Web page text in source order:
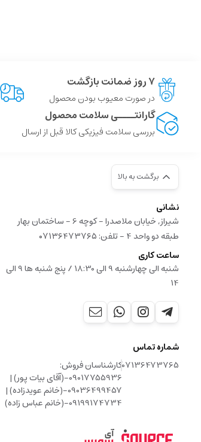
۷ روز ضمانت بازگشت
در صورت معیوب بودن محصول
گارانتــــی سلامت محصول
بررسی سلامت فیزیکی کالا قبل از ارسال
برگشت به بالا
نشانی
شیراز, خیابان ملاصدرا - کوچه 6 - ساختمان بهار
طبقه دو واحد 4 - تلفن: ۰۷۱۳۶۴۷۳۷۶۵
ساعت کاری
شنبه الی چهارشنبه 9 الی 18:30 / پنج شنبه ها 9 الی
14
شماره تماس
07136473765کارشناسان فروش:
09017755936-(آقای بیات پور) |
09036499457-(خانم عویدزاده) |
09199174734-(خانم عباس زاده)